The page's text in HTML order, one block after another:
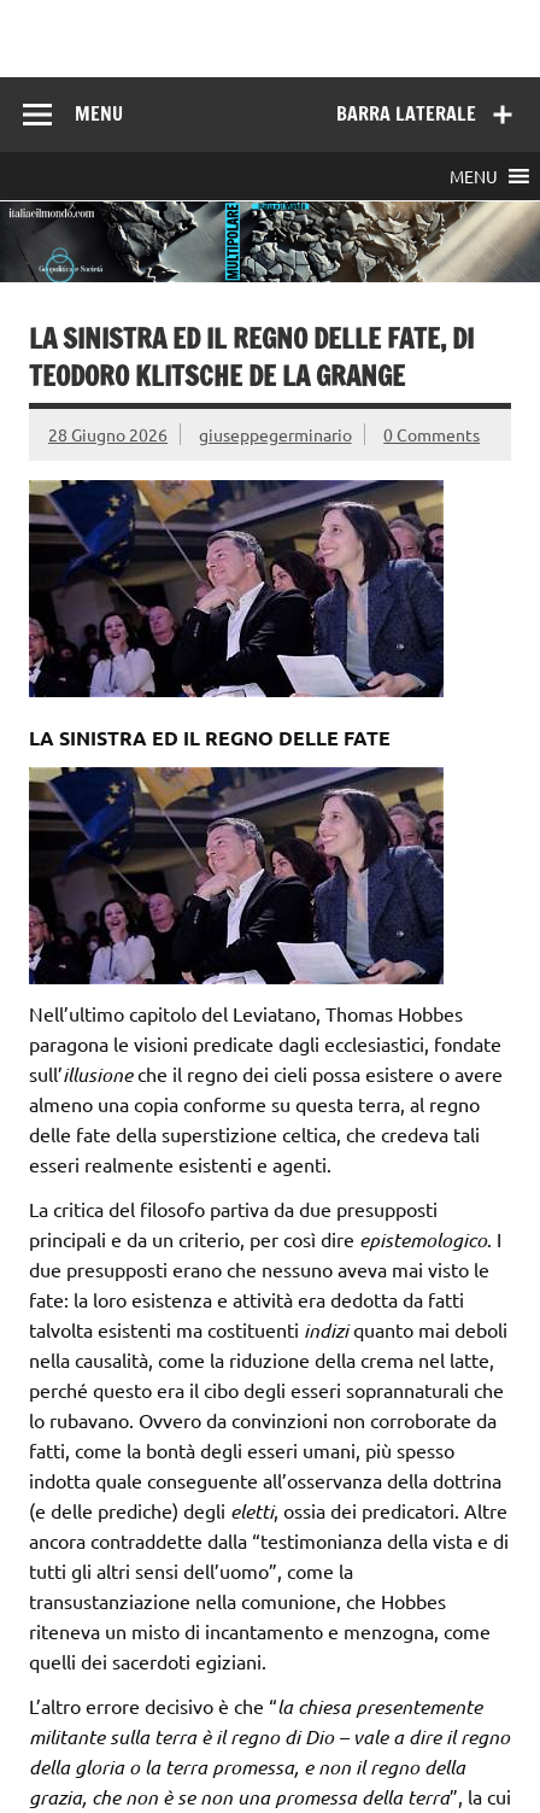
BARRA LATERALE
MENU
MENU
LA SINISTRA ED IL REGNO DELLE FATE, DI
TEODORO KLITSCHE DE LA GRANGE
28 Giugno 2026 giuseppegerminario 0 Comments
LA SINISTRA ED IL REGNO DELLE FATE
Nell’ultimo capitolo del Leviatano, Thomas Hobbes
paragona le visioni predicate dagli ecclesiastici, fondate
sull’illusioneche il regno dei cieli possa esistere o avere
almeno una copia conforme su questa terra, al regno
delle fate della superstizione celtica, che credeva tali
esseri realmente esistenti e agenti.
La critica del filosofo partiva da due presupposti
principali e da un criterio, per così dire epistemologico. I
due presupposti erano che nessuno aveva mai visto le
fate: la loro esistenza e attività era dedotta da fatti
talvolta esistenti ma costituenti indiziquanto mai deboli
nella causalità, come la riduzione della crema nel latte,
perché questo era il cibo degli esseri soprannaturali che
lo rubavano. Ovvero da convinzioni non corroborate da
fatti, come la bontà degli esseri umani, più spesso
indotta quale conseguente all’osservanza della dottrina
(e delle prediche) degli eletti, ossia dei predicatori. Altre
ancora contraddette dalla “testimonianza della vista e di
tutti gli altri sensi dell’uomo”, come la
transustanziazione nella comunione, che Hobbes
riteneva un misto di incantamento e menzogna, come
quelli dei sacerdoti egiziani.
L’altro errore decisivo è che “la chiesa presentemente
militante sulla terra è il regno di Dio – vale a dire il regno
della gloria o la terra promessa, e non il regno della
grazia, che non è se non una promessa della terra”, la cui